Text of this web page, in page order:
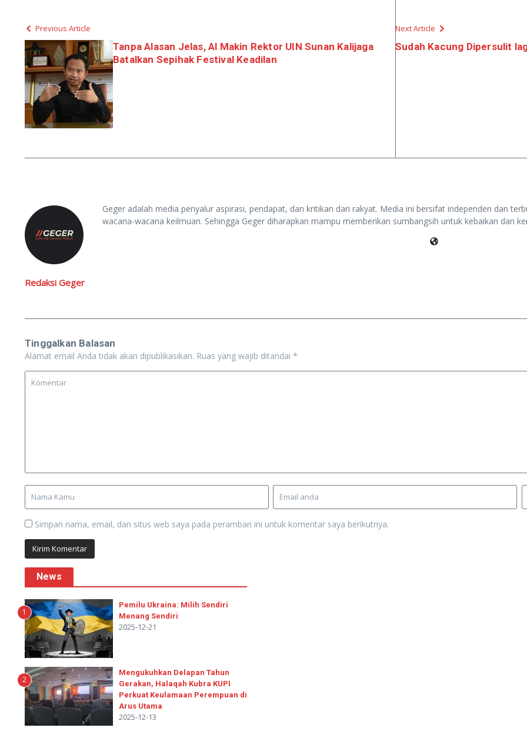
Previous Article
Tanpa Alasan Jelas, Al Makin Rektor UIN Sunan Kalijaga
Batalkan Sepihak Festival Keadilan
Next Article
Sudah Kacung Dipersulit
Redaksi Geger
Geger adalah media penyalur aspirasi, pendapat, dan kritikan dari rakyat. Media ini bersifat independen dan
wacana-wacana keilmuan. Sehingga Geger diharapkan mampu memberikan sumbangsih untuk kebaikan dan
Tinggalkan Balasan
Alamat email Anda tidak akan dipublikasikan. Ruas yang wajib ditandai *
Simpan nama, email, dan situs web saya pada peramban ini untuk komentar saya berikutnya.
News
1
Pemilu Ukraina: Milih Sendiri
Menang Sendiri
2025-12-21
2
Mengukuhkan Delapan Tahun
Gerakan, Halaqah Kubra KUPI
Perkuat Keulamaan Perempuan di
Arus Utama
2025-12-13